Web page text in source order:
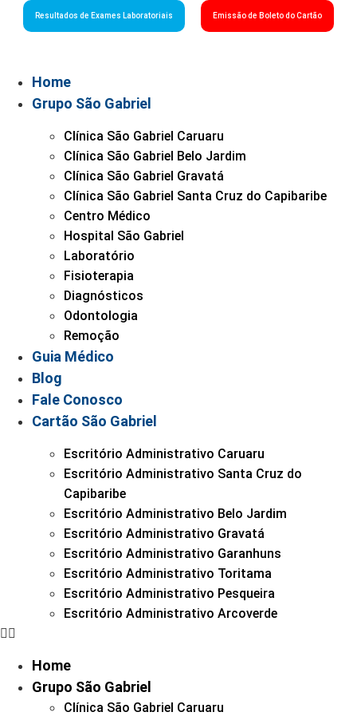
Resultados de Exames Laboratoriais Emissão de Boleto do Cartão
Home
Grupo São Gabriel
Clínica São Gabriel Caruaru
Clínica São Gabriel Belo Jardim
Clínica São Gabriel Gravatá
Clínica São Gabriel Santa Cruz do Capibaribe
Centro Médico
Hospital São Gabriel
Laboratório
Fisioterapia
Diagnósticos
Odontologia
Remoção
Guia Médico
Blog
Fale Conosco
Cartão São Gabriel
Escritório Administrativo Caruaru
Escritório Administrativo Santa Cruz do
Capibaribe
Escritório Administrativo Belo Jardim
Escritório Administrativo Gravatá
Escritório Administrativo Garanhuns
Escritório Administrativo Toritama
Escritório Administrativo Pesqueira
Escritório Administrativo Arcoverde
Home
Grupo São Gabriel
Clínica São Gabriel Caruaru